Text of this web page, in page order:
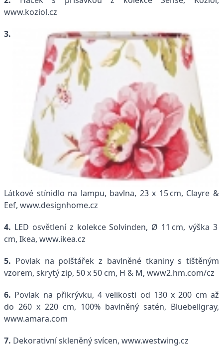
www.koziol.cz
3.
Látkové stínidlo na lampu, bavlna, 23 x 15 cm, Clayre &
Eef, www.designhome.cz
4. LED osvětlení z kolekce Solvinden, Ø 11 cm, výška 3
cm, Ikea, www.ikea.cz
5. Povlak na polštářek z bavlněné tkaniny s tištěným
vzorem, skrytý zip, 50 x 50 cm, H & M, www2.hm.com/cz
6. Povlak na přikrývku, 4 velikosti od 130 x 200 cm až
do 260 x 220 cm, 100% bavlněný satén, Bluebellgray,
www.amara.com
7. Dekorativní skleněný svícen, www.westwing.cz